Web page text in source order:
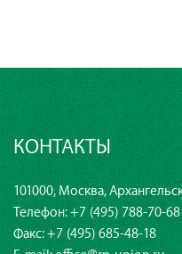
КОНТАКТЫ
101000, Москва,
Телефон:+7 (495) 788-70-68
Факс: +7 (495) 685-48-18